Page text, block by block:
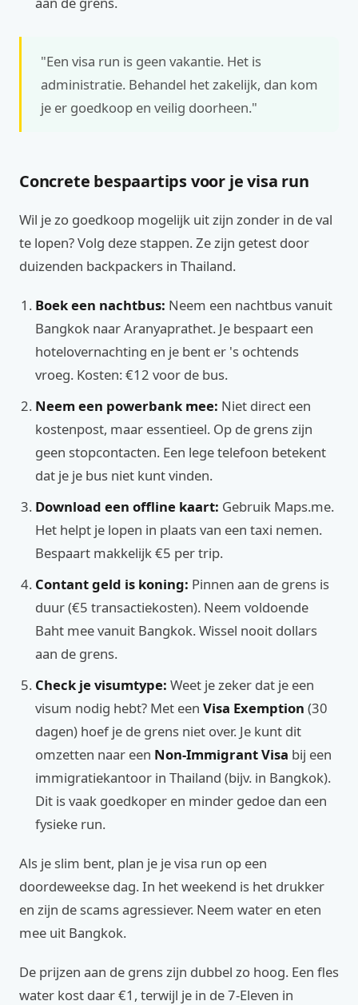
"Een visa run is geen vakantie. Het is
administratie. Behandel het zakelijk, dan kom
je er goedkoop en veilig doorheen."
Concrete bespaartips voor je visa run
Wil je zo goedkoop mogelijk uit zijn zonder in de val
te lopen? Volg deze stappen. Ze zijn getest door
duizenden backpackers in Thailand.
Boek een nachtbus: Neem een nachtbus vanuit
Bangkok naar Aranyaprathet. Je bespaart een
hotelovernachting en je bent er 's ochtends
vroeg. Kosten: €12 voor de bus.
Neem een powerbank mee: Niet direct een
kostenpost, maar essentieel. Op de grens zijn
geen stopcontacten. Een lege telefoon betekent
dat je je bus niet kunt vinden.
Download een offline kaart: Gebruik Maps.me.
Het helpt je lopen in plaats van een taxi nemen.
Bespaart makkelijk €5 per trip.
Contant geld is koning: Pinnen aan de grens is
duur (€5 transactiekosten). Neem voldoende
Baht mee vanuit Bangkok. Wissel nooit dollars
aan de grens.
Check je visumtype: Weet je zeker dat je een
visum nodig hebt? Met een Visa Exemption (30
dagen) hoef je de grens niet over. Je kunt dit
omzetten naar een Non-Immigrant Visa bij een
immigratiekantoor in Thailand (bijv. in Bangkok).
Dit is vaak goedkoper en minder gedoe dan een
fysieke run.
Als je slim bent, plan je je visa run op een
doordeweekse dag. In het weekend is het drukker
en zijn de scams agressiever. Neem water en eten
mee uit Bangkok.
De prijzen aan de grens zijn dubbel zo hoog. Een fles
water kost daar €1, terwijl je in de 7-Eleven in